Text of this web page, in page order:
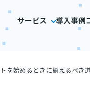
サービス 導入事例
を始めるときに揃えるべき